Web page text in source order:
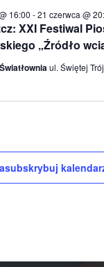
XXI Festiwal
„Źródło
16:00 -21 czerwca @
ul. Świętej